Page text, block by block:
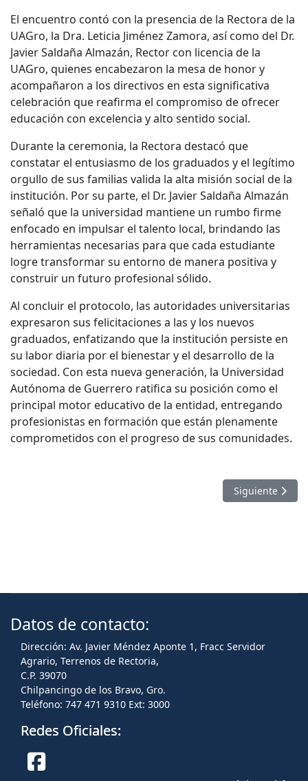
El encuentro contó con la presencia de la Rectora de la
UAGro, la Dra. Leticia Jiménez Zamora, así como del Dr.
Javier Saldaña Almazán, Rector con licencia de la
UAGro, quienes encabezaron la mesa de honor y
acompañaron a los directivos en esta significativa
celebración que reafirma el compromiso de ofrecer
educación con excelencia y alto sentido social.
Durante la ceremonia, la Rectora destacó que
constatar el entusiasmo de los graduados y el legítimo
orgullo de sus familias valida la alta misión social de la
institución. Por su parte, el Dr. Javier Saldaña Almazán
señaló que la universidad mantiene un rumbo firme
enfocado en impulsar el talento local, brindando las
herramientas necesarias para que cada estudiante
logre transformar su entorno de manera positiva y
construir un futuro profesional sólido.
Al concluir el protocolo, las autoridades universitarias
expresaron sus felicitaciones a las y los nuevos
graduados, enfatizando que la institución persiste en
su labor diaria por el bienestar y el desarrollo de la
sociedad. Con esta nueva generación, la Universidad
Autónoma de Guerrero ratifica su posición como el
principal motor educativo de la entidad, entregando
profesionistas en formación que están plenamente
comprometidos con el progreso de sus comunidades.
Artículo
Siguiente
Datos de contacto:
Dirección: Av. Javier Méndez Aponte 1, Fracc Servidor
Agrario, Terrenos de Rectoria,
C.P. 39070
Chilpancingo de los Bravo, Gro.
Teléfono: 747 471 9310 Ext: 3000
Redes Oficiales: